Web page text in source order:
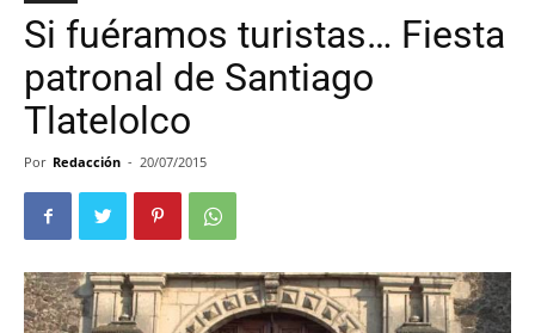
Si fuéramos turistas… Fiesta
patronal de Santiago
Tlatelolco
Por Redacción - 20/07/2015